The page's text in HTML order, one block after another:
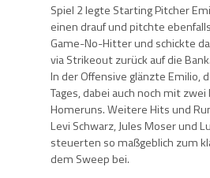
Spiel 2 legte Starting Pitcher
einen drauf und pitchte
Game-No-Hitter und schickte
via Strikeout zurück auf die Bank.
In der Offensive glänzte Emilio,
Tages, dabei auch noch mit
Homeruns. Weitere Hits und
Levi Schwarz, Jules Moser und
steuerten so maßgeblich zum
dem Sweep bei.